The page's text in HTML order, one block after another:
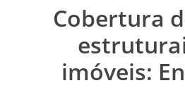
Cobertura
imóveis: